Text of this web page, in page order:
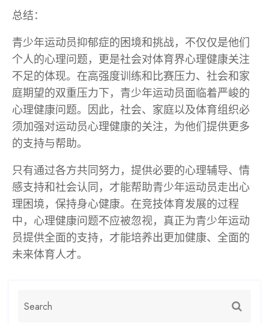
总结：
青少年运动员抑郁症的困境和挑战，不仅仅是他们
个人的心理问题，更是社会对体育界心理健康关注
不足的体现。在高强度训练和比赛压力、社会和家
庭期望的双重压力下，青少年运动员面临着严峻的
心理健康问题。因此，社会、家庭以及体育组织必
须加强对运动员心理健康的关注，为他们提供更多
的支持与帮助。
只有通过各方共同努力，提供必要的心理辅导、情
感支持和社会认同，才能帮助青少年运动员走出心
理困境，保持身心健康。在竞技体育发展的过程
中，心理健康问题不应被忽视，真正为青少年运动
员提供全面的支持，才能培养出更加健康、全面的
未来体育人才。